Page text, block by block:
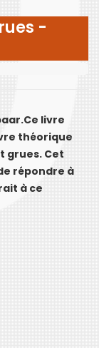
-
livre
théorique
grues. Cet
répondre à
à ce